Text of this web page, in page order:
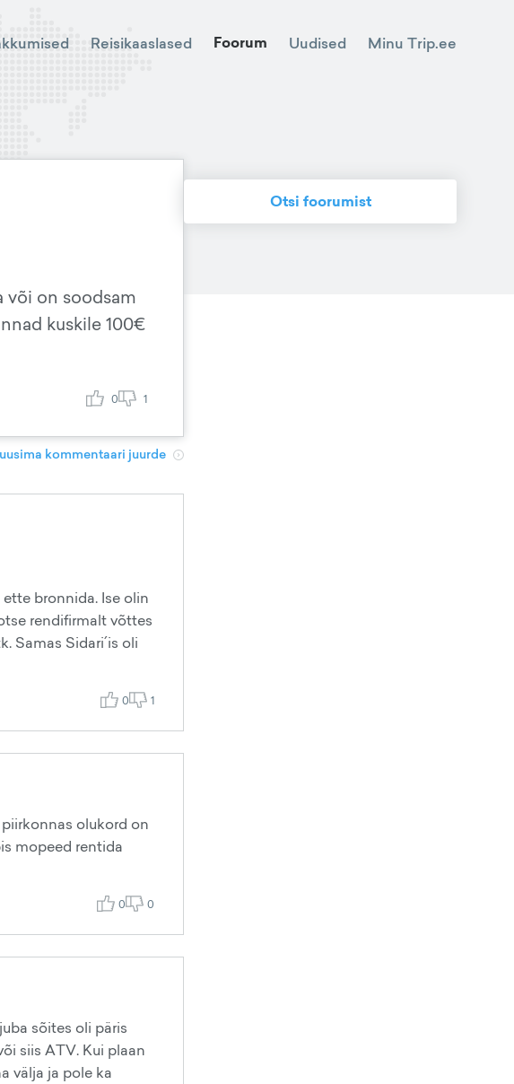
Reisikaaslased Foorum Uudised Minu Trip.ee
või on soodsam
kuskile 100€
0 1
kommentaari juurde
bronnida. Ise olin
rendifirmalt võttes
Samas Sidari´is oli
0 1
olukord on
mopeed rentida
0 0
sõites oli päris
siis ATV. Kui plaan
välja ja pole ka
Otsi foorumist